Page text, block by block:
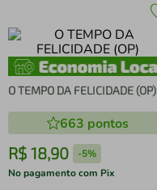
O TEMPO DA FELICIDADE (OP)
663 pontos
R$ 18,90 -5%
No pagamento com Pix